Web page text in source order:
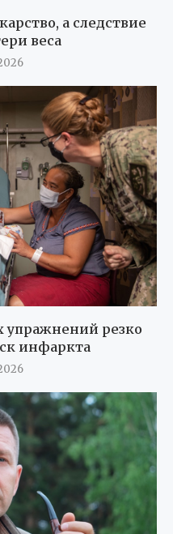
а следствие
веса
резко
инфаркта